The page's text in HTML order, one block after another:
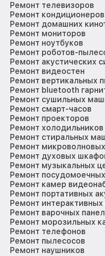
Ремонт телевизоров
Ремонт кондиционеров
Ремонт домашних
Ремонт мониторов
Ремонт ноутбуков
Ремонт роботов-
Ремонт акустических
Ремонт видеостен
Ремонт вертикальных
Ремонт bluetooth
Ремонт сушильных
Ремонт смарт-часов
Ремонт проекторов
Ремонт холодильников
Ремонт стиральных
Ремонт
Ремонт духовых
Ремонт музыкальных
Ремонт
Ремонт камер
Ремонт портативных
Ремонт интерактивных
Ремонт варочных
Ремонт морозильных
Ремонт телефонов
Ремонт пылесосов
Ремонт наушников